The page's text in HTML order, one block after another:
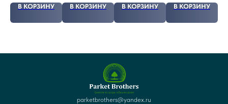
В КОРЗИНУ В КОРЗИНУ В КОРЗИНУ В КОРЗИНУ
parketbrothers@yandex.ru